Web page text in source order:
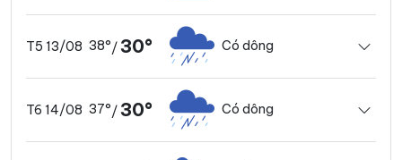
T5 13/08 38°/30° Có dông
T6 14/08 37°/30° Có dông